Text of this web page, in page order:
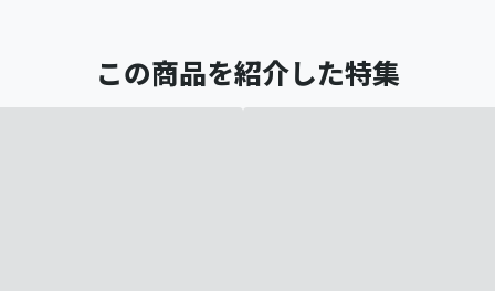
この商品を紹介した特集